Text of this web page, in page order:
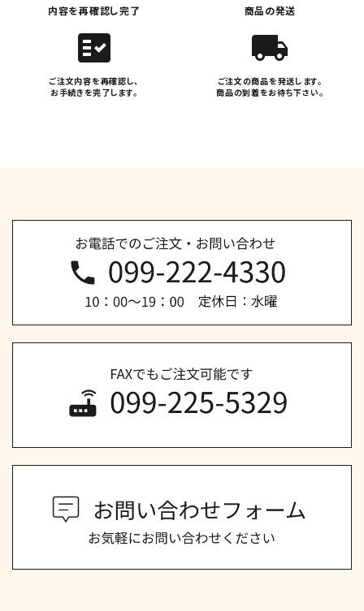
内容を再確認し完了
fact_check
ご注文内容を再確認し、
お手続きを完了します。
商品の発送
local_shipping
ご注文の商品を発送します。
商品の到着をお待ち下さい。